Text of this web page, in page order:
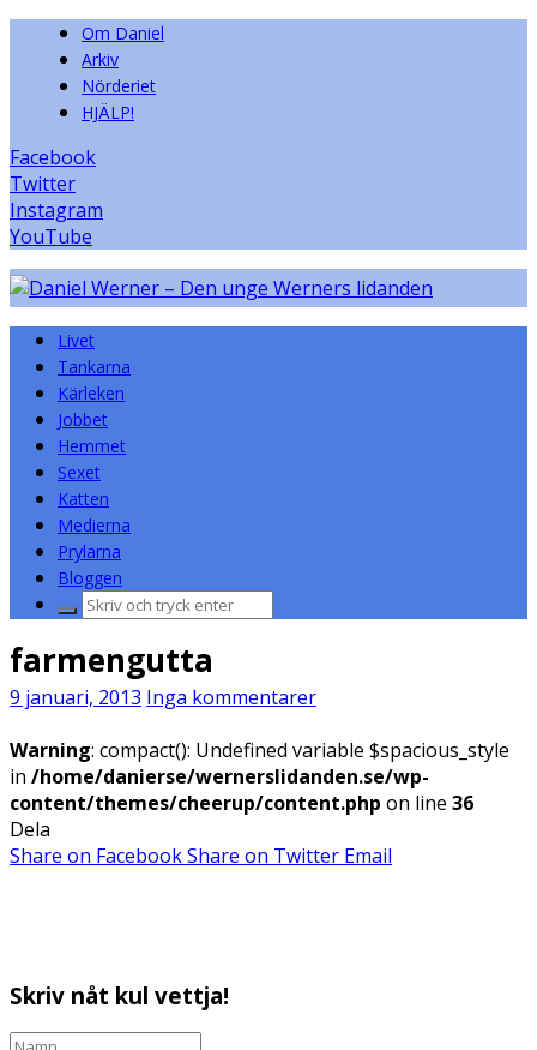
Om Daniel
Arkiv
Nörderiet
HJÄLP!
Facebook
Twitter
Instagram
YouTube
Livet
Tankarna
Kärleken
Jobbet
Hemmet
Sexet
Katten
Medierna
Prylarna
Bloggen
Sök
farmengutta
9 januari, 2013 Inga kommentarer
Warning: compact(): Undefined variable $spacious_style
in /home/danierse/wernerslidanden.se/wp-
content/themes/cheerup/content.php on line 36
Dela
Share on FacebookShare on Twitter Email
Skriv nåt kul vettja!